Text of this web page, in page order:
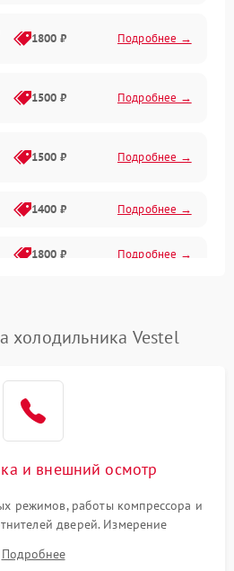
1800 ₽ Подробнее →
1500 ₽ Подробнее →
1500 ₽ Подробнее →
1400 ₽ Подробнее →
1800 ₽ Подробнее →
2600 ₽ Подробнее →
2000 ₽ Подробнее →
1000 ₽
холодильника Vestel
и внешний осмотр
режимов, работы компрессора и
дверей. Измерение
мотора, проверка термостата и
с электронного дисплея.
Подробнее